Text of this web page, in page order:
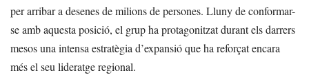
per arribar a desenes de milions de persones. Lluny de conformar-
se amb aquesta posició, el grup ha protagonitzat durant els darrers
mesos una intensa estratègia d’expansió que ha reforçat encara
més el seu lideratge regional.